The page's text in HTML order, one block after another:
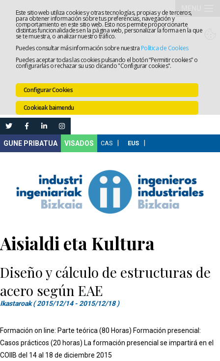
Este sitio web utiliza cookies y otras tecnologías, propias y de terceros,
para obtener información sobre tus preferencias, navegación y
comportamiento en este sitio web. Esto nos permite proporcionarte
distintas funcionalidades en la página web, personalizar la forma en la que
se te muestra, o analizar nuestro tráfico.
Puedes consultar más información sobre nuestra Política de Cookies
Puedes aceptar todas las cookies pulsando el botón “Permitir cookies” o
configurarlas o rechazar su uso clicando "Configurar cookies".
Configurar Cookies
Cookieak baimendu
VISADOS
Aisialdi eta Kultura
Diseño y cálculo de estructuras de
acero según EAE
Ikastaroak ( 2015/12/14 - 2015/12/18 )
Formación on line: Parte teórica (80 Horas) Formación presencial:
Casos prácticos (20 horas) La formación presencial se impartirá en el
COIIB del 14 al 18 de diciembre 2015
Elkargoa
Lanaren
Leihatila